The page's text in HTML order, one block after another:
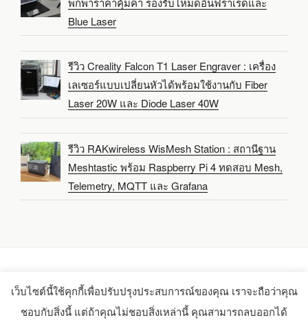
Blue Laser
รีวิว Creality Falcon T1 Laser Engraver : เครื่อง
เลเซอร์แบบเปลี่ยนหัวได้พร้อมใช้งานกับ Fiber
Laser 20W และ Diode Laser 40W
รีวิว RAKwireless WisMesh Station : สถานีฐาน
Meshtastic พร้อม Raspberry Pi 4 ทดสอบ Mesh,
Telemetry, MQTT และ Grafana
Copyright 2021-2025 -CNX Software Limited
เว็บไซต์นี้ใช้คุกกี้เพื่อปรับปรุงประสบการณ์ของคุณ เราจะถือว่าคุณ
ชอบกับสิ่งนี้ แต่ถ้าคุณไม่ชอบสิ่งเหล่านี้ คุณสามารถลบออกได้